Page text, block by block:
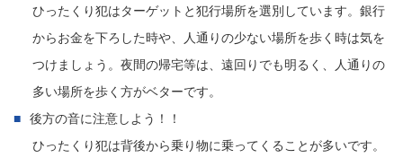
ひったくり犯はターゲットと犯行場所を選別しています。銀行
からお金を下ろした時や、人通りの少ない場所を歩く時は気を
つけましょう。夜間の帰宅等は、遠回りでも明るく、人通りの
多い場所を歩く方がベターです。
後方の音に注意しよう！！
ひったくり犯は背後から乗り物に乗ってくることが多いです。